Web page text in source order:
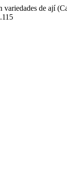
de ají